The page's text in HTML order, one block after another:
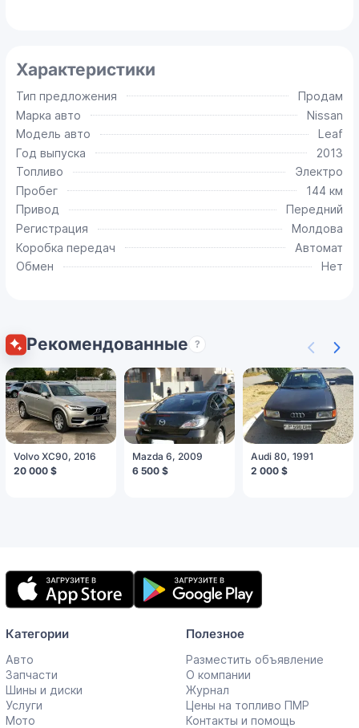
Характеристики
Тип предложения
Продам
Марка авто
Nissan
Модель авто
Leaf
Год выпуска
2013
Топливо
Электро
Пробег
144 км
Привод
Передний
Регистрация
Молдова
Коробка передач
Автомат
Обмен
Нет
Рекомендованные ?
Volvo XC90, 2016
20 000 $
Mazda 6, 2009
6 500 $
Audi 80, 1991
2 000 $
Мобильное
приложение
Категории
Авто
Запчасти
Шины и диски
Услуги
Мото
Полезное
Разместить объявление
О компании
Журнал
Цены на топливо ПМР
Контакты и помощь